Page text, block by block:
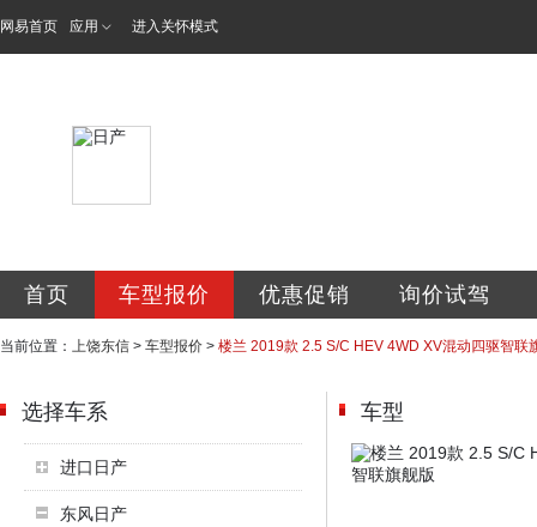
网易首页 应用 进入关怀模式
首页 车型报价 优惠促销 询价试驾
当前位置： 上饶东信 > 车型报价 > 楼兰 2019款 2.5 S/C HEV 4WD XV混动四驱智联
选择车系
进口日产
东风日产
车型